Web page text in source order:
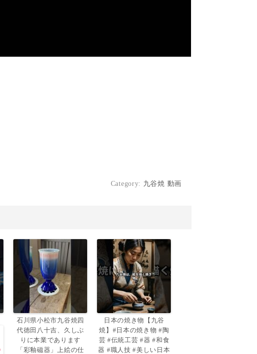
Category: 九谷焼 動画
石川県小松市九谷焼四
代徳田八十吉、久しぶ
りに本業であります
「彩釉磁器」上絵の仕
日本の焼き物【九谷
焼】#日本の焼き物 #陶
芸 #伝統工芸 #器 #和食
器 #職人技 #美しい日本